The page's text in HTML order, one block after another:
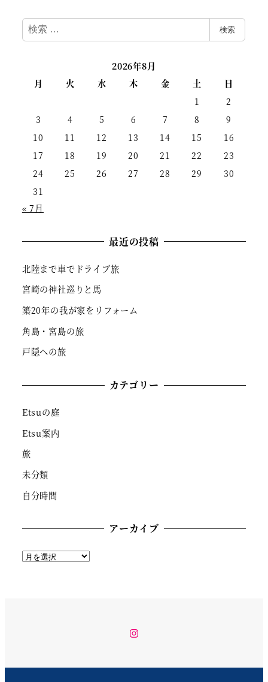
検
索
検索
2026年8月
月
火 水 木 金 土
日
1
2
3
4 5 6 7 8
9
10
11 12 13 14 15
16
17
18 19 20 21 22
23
24
25 26 27 28 29
30
31
« 7月
最近の投稿
北陸まで車でドライブ旅
宮崎の神社巡りと馬
築20年の我が家をリフォーム
角島・宮島の旅
戸隠への旅
カテゴリー
Etsuの庭
Etsu案内
旅
未分類
自分時間
アーカイブ
ア
instagram